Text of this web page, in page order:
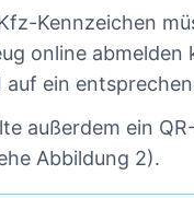
Kennzeichen
online
ein
außerdem ein
Abbildung 2).